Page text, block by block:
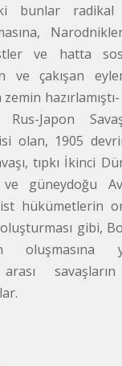
-ki bunlar
ve hatta
ve çakışan
zemin
Japon
olan, 1905
tıpkı İkinci
güneydoğu
hükümetlerin
gibi,
oluşmasına